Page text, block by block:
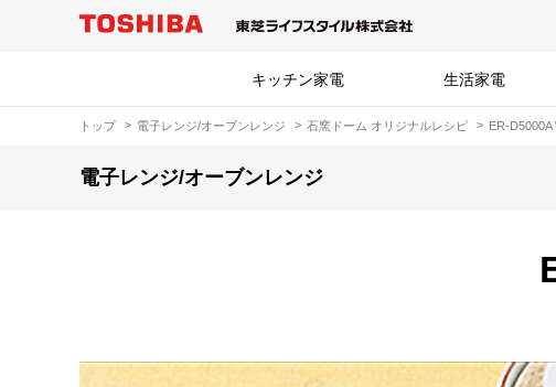
キッチン家電 生活家電
トップ 電子レンジ/オーブンレンジ 石窯ドーム オリジナルレシピ ER-D5000A
電子レンジ/オーブンレンジ